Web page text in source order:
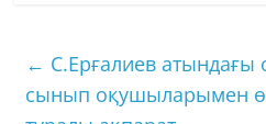
← С.Ерғалиев атындағы
сынып оқушыларымен